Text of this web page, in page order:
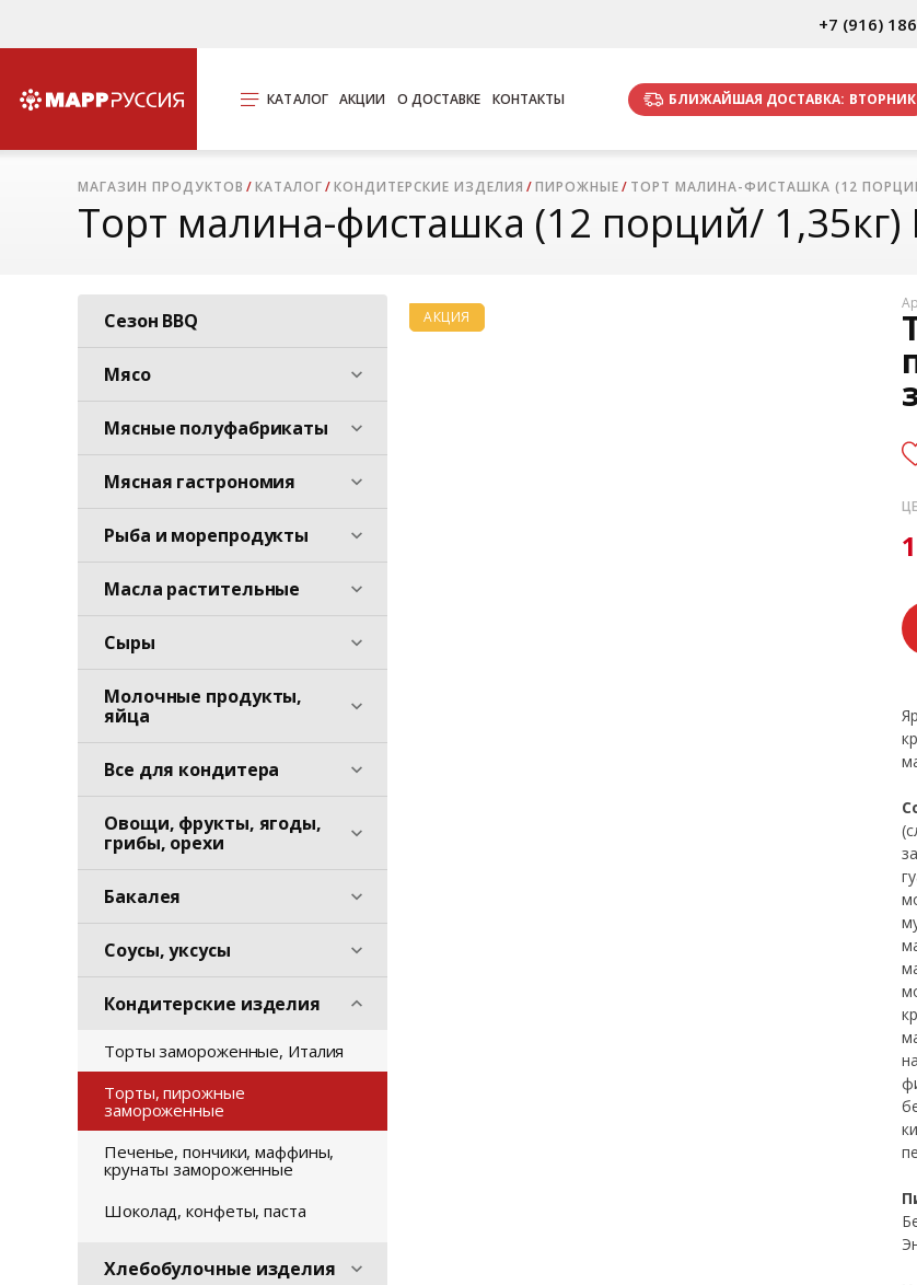
+7 (916)
КАТАЛОГ АКЦИИ О ДОСТАВКЕ КОНТАКТЫ БЛИЖАЙШАЯ ДОСТАВКА: ВТОРНИК
МАГАЗИН ПРОДУКТОВ КАТАЛОГ КОНДИТЕРСКИЕ ИЗДЕЛИЯ ПИРОЖНЫЕ ТОРТ МАЛИНА-ФИСТАШКА (12
Торт малина-фисташка (12 порций/ 1,35кг)
Сезон BBQ
Мясо
Мясные полуфабрикаты
Мясная гастрономия
Рыба и морепродукты
Масла растительные
Сыры
Молочные продукты,
яйца
Все для кондитера
Овощи, фрукты, ягоды,
грибы, орехи
Бакалея
Соусы, уксусы
Кондитерские изделия
Торты замороженные, Италия
Торты, пирожные
замороженные
Печенье, пончики, маффины,
крунаты замороженные
Шоколад, конфеты, паста
Хлебобулочные изделия
АКЦИЯ